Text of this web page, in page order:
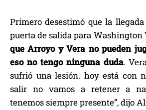
Primero desestimó que la
puerta de salida para Washington
que Arroyo y Vera no pueden
eso no tengo ninguna duda.
sufrió una lesión. hoy está con
salir no vamos a retener a
tenemos siempre presente”, dijo